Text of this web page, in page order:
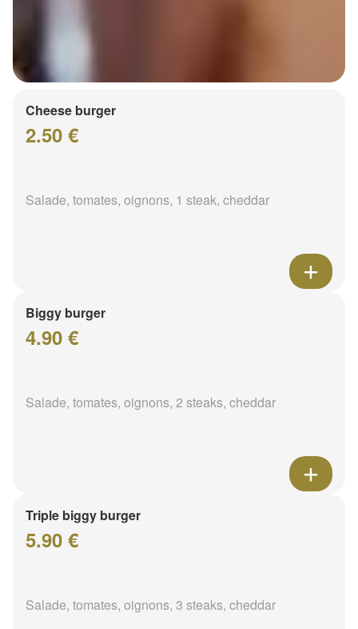
Cheese burger
2.50 €
Salade, tomates, oignons, 1 steak, cheddar
Biggy burger
4.90 €
Salade, tomates, oignons, 2 steaks, cheddar
Triple biggy burger
5.90 €
Salade, tomates, oignons, 3 steaks, cheddar